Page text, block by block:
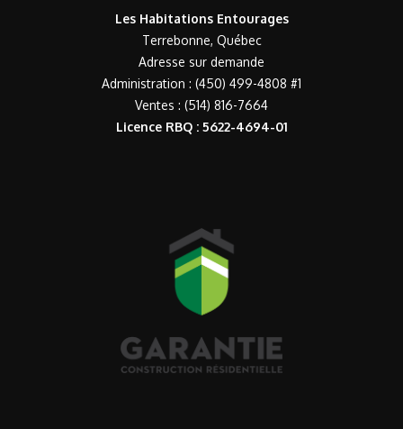
Les Habitations Entourages
Terrebonne, Québec
Adresse sur demande
Administration : (450) 499-4808 #1
Ventes : (514) 816-7664
Licence RBQ : 5622-4694-01